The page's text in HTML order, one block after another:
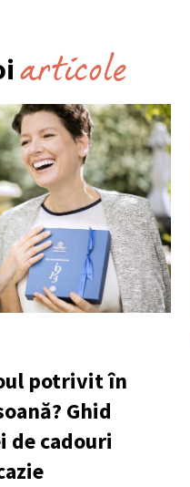
articole
potrivit în
Ghid
de cadouri